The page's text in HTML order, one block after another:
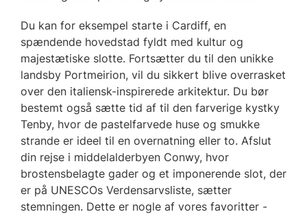
Du kan for eksempel starte i Cardiff, en
spændende hovedstad fyldt med kultur og
majestætiske slotte. Fortsætter du til den unikke
landsby Portmeirion, vil du sikkert blive overrasket
over den italiensk-inspirerede arkitektur. Du bør
bestemt også sætte tid af til den farverige kystky
Tenby, hvor de pastelfarvede huse og smukke
strande er ideel til en overnatning eller to. Afslut
din rejse i middelalderbyen Conwy, hvor
brostensbelagte gader og et imponerende slot, der
er på UNESCOs Verdensarvsliste, sætter
stemningen. Dette er nogle af vores favoritter -